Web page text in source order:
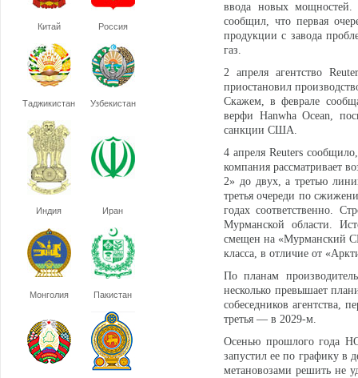
Китай Россия
Таджикистан Узбекистан
Индия Иран
Монголия Пакистан
ввода новых
сообщил, что первая
продукции с завода
газ.
2 апреля агентство
приостановил
Скажем, в феврале
верфи Hanwha Ocean,
санкции США.
4 апреля Reuters
компания рассматривает
2» до двух, а третью
третья очереди по
годах соответственно.
Мурманской области.
смещен на «Мурманский
класса, в отличие от
По планам
несколько превышает
собеседников агентства,
третья — в 2029-м.
Осенью прошлого года
запустил ее по графику в
метановозами решить не